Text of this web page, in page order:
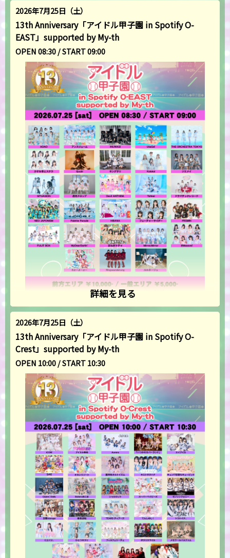
2026年7月25日（土）
13th Anniversary「アイドル甲子園 in Spotify O-
EAST」supported by My-th
OPEN 08:30 / START 09:00
詳細を見る
2026年7月25日（土）
13th Anniversary「アイドル甲子園 in Spotify O-
Crest」supported by My-th
OPEN 10:00 / START 10:30